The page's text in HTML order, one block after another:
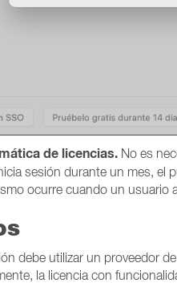
de licencias. No es
sesión durante un mes, el
ocurre cuando un usuario
debe utilizar un proveedor
la licencia con